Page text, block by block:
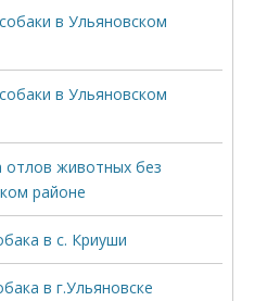
в Ульяновском
в Ульяновском
отлов животных без
районе
в с. Криуши
в г.Ульяновске